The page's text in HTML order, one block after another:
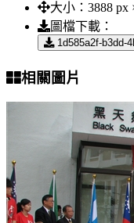
大小： 3888 px
圖檔下載：
1d585a2f-b3dd-
相關圖片